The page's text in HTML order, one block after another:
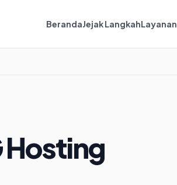
BerandaJejak LangkahLayanan
Hosting